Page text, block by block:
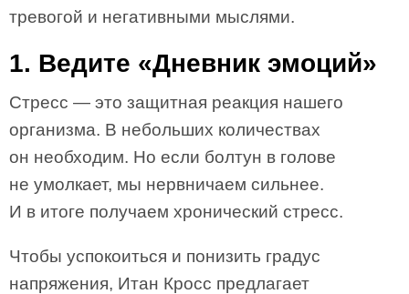
тревогой и негативными мыслями.
1. Ведите «Дневник эмоций»
Стресс — это защитная реакция нашего
организма. В небольших количествах
он необходим. Но если болтун в голове
не умолкает, мы нервничаем сильнее.
И в итоге получаем хронический стресс.
Чтобы успокоиться и понизить градус
напряжения, Итан Кросс предлагает